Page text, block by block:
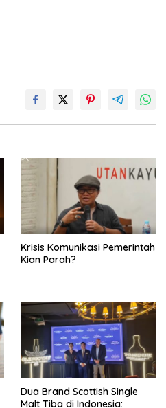
Krisis Komunikasi Pemerintah
Kian Parah?
Dua Brand Scottish Single
Malt Tiba di Indonesia: